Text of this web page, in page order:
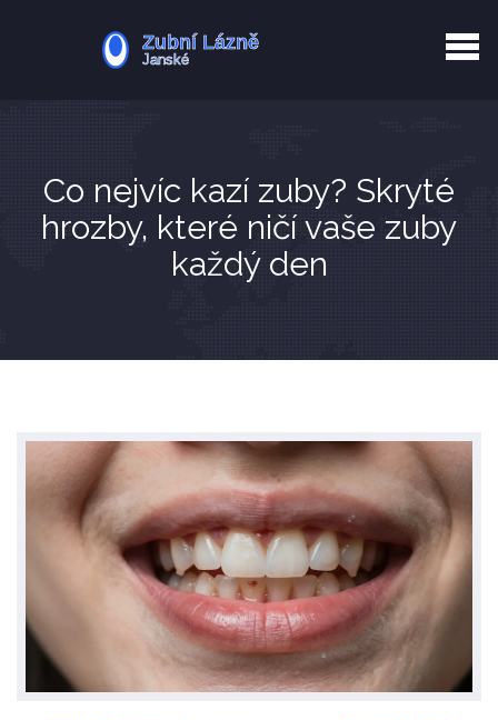
Zotavení po extrakci
Co nejvíc kazí zuby? Skryté
hrozby, které ničí vaše zuby
každý den